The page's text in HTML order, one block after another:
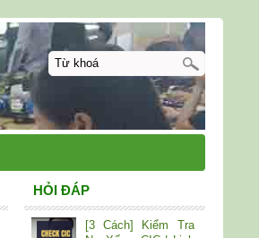
HỎI ĐÁP
[3 Cách] Kiểm Tra